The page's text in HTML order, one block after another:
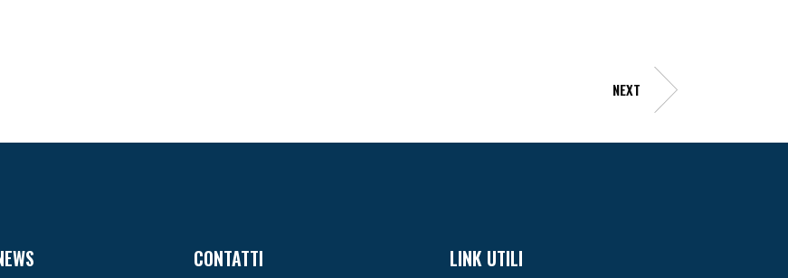
NEXT
CONTATTI LINK UTILI